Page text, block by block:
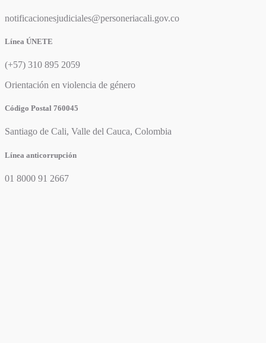
notificacionesjudiciales@personeriacali.gov.co
Línea ÚNETE
(+57) 310 895 2059
Orientación en violencia de género
Código Postal 760045
Santiago de Cali, Valle del Cauca, Colombia
Línea anticorrupción
01 8000 91 2667